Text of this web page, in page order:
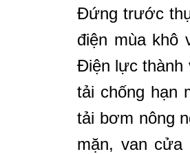
Đứng trước
điện mùa khô
Điện lực thành
tải chống hạn
tải bơm nông
mặn, van